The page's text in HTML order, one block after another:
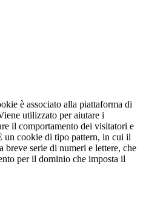
è associato alla piattaforma di
utilizzato per aiutare i
il comportamento dei visitatori e
un cookie di tipo pattern, in cui il
breve serie di numeri e lettere, che
per il dominio che imposta il